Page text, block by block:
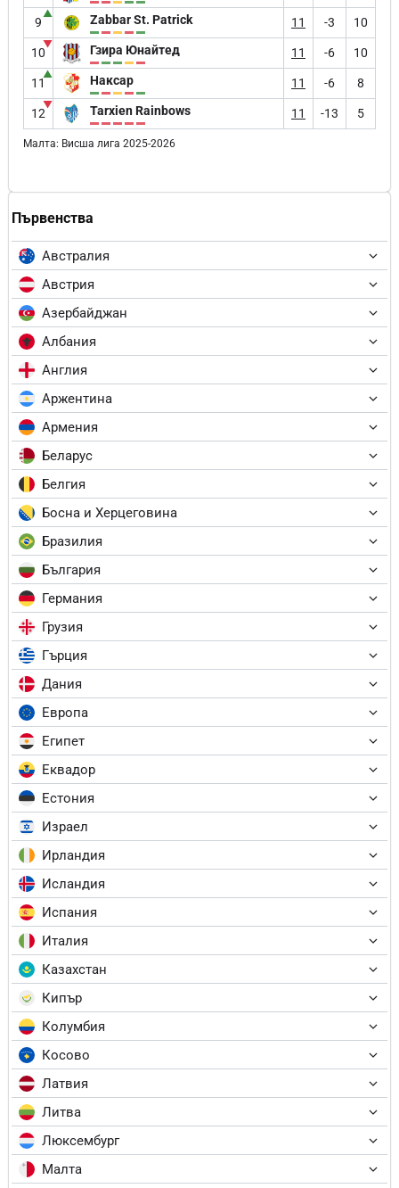
Първенства
Австралия
Австрия
Азербайджан
Албания
Англия
Аржентина
Армения
Беларус
Белгия
Босна и Херцеговина
Бразилия
България
Германия
Грузия
Гърция
Дания
Европа
Египет
Еквадор
Естония
Израел
Ирландия
Исландия
Испания
Италия
Казахстан
Кипър
Колумбия
Косово
Латвия
Литва
Люксембург
Малта
9
▲ Zabbar St. Patrick 11 -3 10
10
▼ Гзира Юнайтед 11 -6 10
11
▲ Наксар 11 -6 8
12
▼ Tarxien Rainbows 11 -13 5
Малта: Висша лига 2025-2026